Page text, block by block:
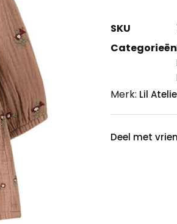
SKU
Categorieën
Merk: Lil
Deel met